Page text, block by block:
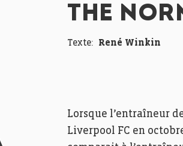
THE
Texte: René Winkin
Lorsque l’entraîneur
Liverpool FC en